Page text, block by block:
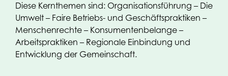
Diese Kernthemen sind: Organisationsführung – Die
Umwelt – Faire Betriebs- und Geschäftspraktiken –
Menschenrechte – Konsumentenbelange –
Arbeitspraktiken – Regionale Einbindung und
Entwicklung der Gemeinschaft.